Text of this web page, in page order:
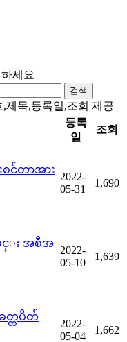
세요
검색
제목,등록일,조회 제공
등록
일
조회
စင်တာအား
2022-
05-31
1,690
င္း အစီအ
2022-
05-10
1,639
တ္တပိတ်
2022-
05-04
1,662